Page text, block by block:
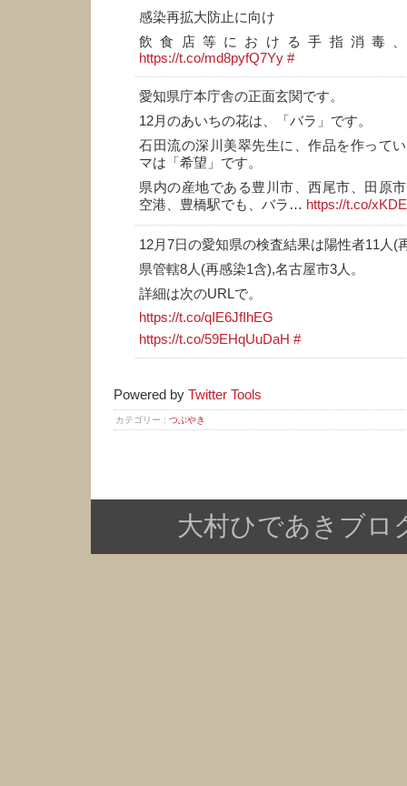
感染再拡大防止に向け
飲食店等における手指消毒
https://t.co/md8pyfQ7Yy #
愛知県庁本庁舎の正面玄関です。
12月のあいちの花は、「バラ」です。
石田流の深川美翠先生に、作品を作って
マは「希望」です。
県内の産地である豊川市、西尾市、田原
空港、豊橋駅でも、バラ… https://t.co/
12月7日の愛知県の検査結果は陽性者11人(
県管轄8人(再感染1含),名古屋市3人。
詳細は次のURLで。
https://t.co/qIE6JfIhEG
https://t.co/59EHqUuDaH #
Powered by Twitter Tools
カテゴリー : つぶやき
大村ひであきブロ